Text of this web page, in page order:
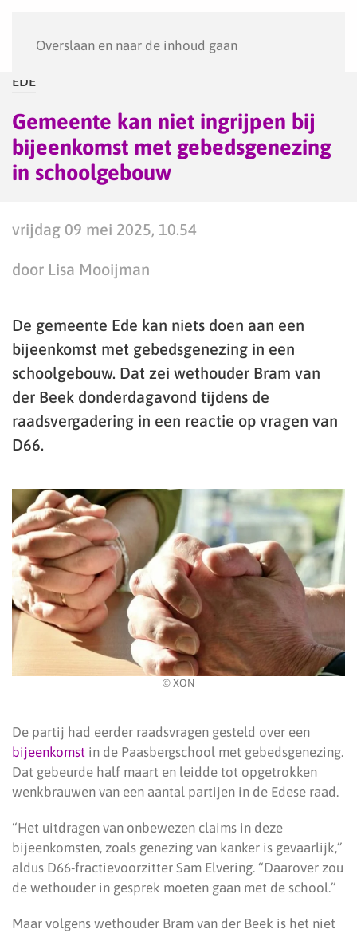
Overslaan en naar de inhoud gaan
EDE
Gemeente kan niet ingrijpen bij
bijeenkomst met gebedsgenezing
in schoolgebouw
vrijdag 09 mei 2025, 10.54
door Lisa Mooijman
De gemeente Ede kan niets doen aan een
bijeenkomst met gebedsgenezing in een
schoolgebouw. Dat zei wethouder Bram van
der Beek donderdagavond tijdens de
raadsvergadering in een reactie op vragen van
D66.
© XON
De partij had eerder raadsvragen gesteld over een
bijeenkomst in de Paasbergschool met gebedsgenezing.
Dat gebeurde half maart en leidde tot opgetrokken
wenkbrauwen van een aantal partijen in de Edese raad.
“Het uitdragen van onbewezen claims in deze
bijeenkomsten, zoals genezing van kanker is gevaarlijk,”
aldus D66-fractievoorzitter Sam Elvering. “Daarover zou
de wethouder in gesprek moeten gaan met de school.”
Maar volgens wethouder Bram van der Beek is het niet